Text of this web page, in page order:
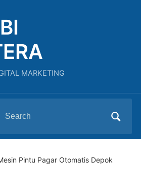
MARKETING
for:
Pintu Pagar Otomatis Depok